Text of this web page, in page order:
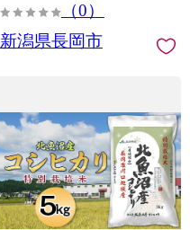
（0）
新潟県長岡市